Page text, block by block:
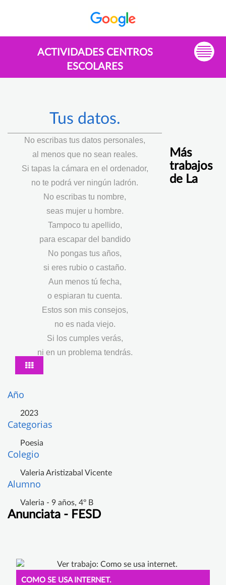
ACTIVIDADES CENTROS
ESCOLARES
Tus datos.
No escribas tus datos personales,
al menos que no sean reales.
Si tapas la cámara en el ordenador,
no te podrá ver ningún ladrón.
No escribas tu nombre,
seas mujer u hombre.
Tampoco tu apellido,
para escapar del bandido
No pongas tus años,
si eres rubio o castaño.
Aun menos tú fecha,
o espiaran tu cuenta.
Estos son mis consejos,
no es nada viejo.
Si los cumples verás,
ni en un problema tendrás.
Año
2023
Categorias
Poesia
Colegio
Valeria Aristizabal Vicente
Alumno
Valeria - 9 años, 4º B
Más
trabajos
de La
Anunciata - FESD
COMO SE USA INTERNET.